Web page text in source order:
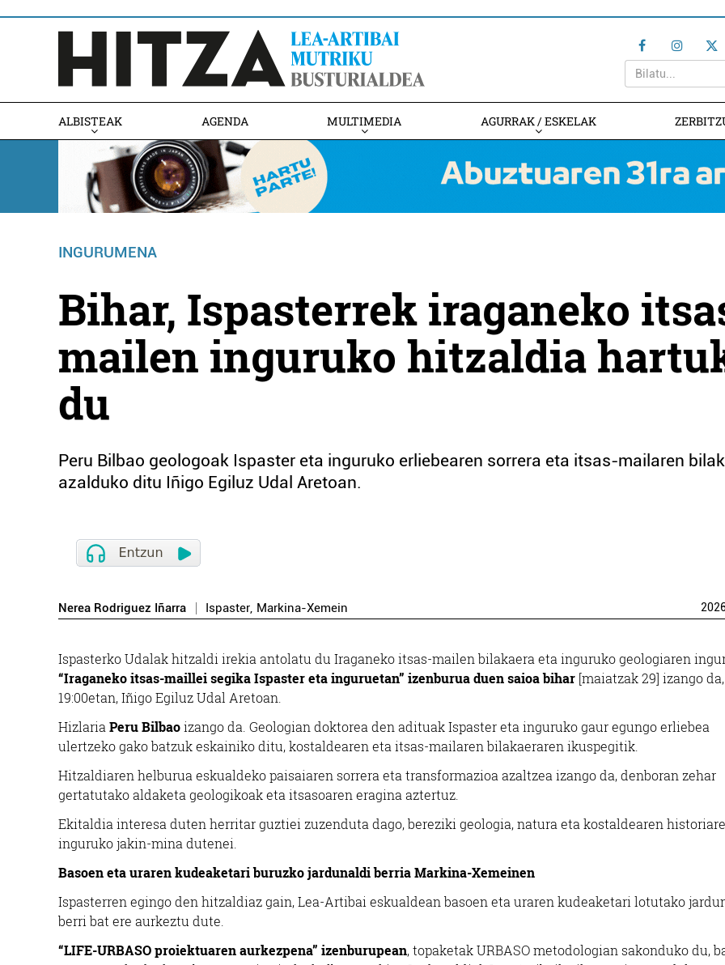
ALBISTEAK AGENDA MULTIMEDIA AGURRAK / ESKELAK
INGURUMENA
Bihar, Ispasterrek iraganeko
mailen inguruko hitzaldia
du
Peru Bilbao geologoak Ispaster eta inguruko erliebearen sorrera eta itsas-mailaren
azalduko ditu Iñigo Egiluz Udal Aretoan.
Nerea Rodriguez Iñarra Ispaster, Markina-Xemein
Ispasterko Udalak hitzaldi irekia antolatu du Iraganeko itsas-mailen bilakaera eta inguruko geologiaren
“Iraganeko itsas-maillei segika Ispaster eta inguruetan” izenburua duen saioa bihar [maiatzak 29] izango da,
19:00etan, Iñigo Egiluz Udal Aretoan.
Hizlaria Peru Bilbaoizango da. Geologian doktorea den adituak Ispaster eta inguruko gaur egungo erliebea
ulertzeko gako batzuk eskainiko ditu, kostaldearen eta itsas-mailaren bilakaeraren ikuspegitik.
Hitzaldiaren helburua eskualdeko paisaiaren sorrera eta transformazioa azaltzea izango da, denboran zehar
gertatutako aldaketa geologikoak eta itsasoaren eragina aztertuz.
Ekitaldia interesa duten herritar guztiei zuzenduta dago, bereziki geologia, natura eta kostaldearen
inguruko jakin-mina dutenei.
Basoen eta uraren kudeaketari buruzko jardunaldi berria Markina-Xemeinen
Ispasterren egingo den hitzaldiaz gain, Lea-Artibai eskualdean basoen eta uraren kudeaketari lotutako
berri bat ere aurkeztu dute.
“LIFE-URBASO proiektuaren aurkezpena” izenburupean, topaketak URBASO metodologian sakonduko du,